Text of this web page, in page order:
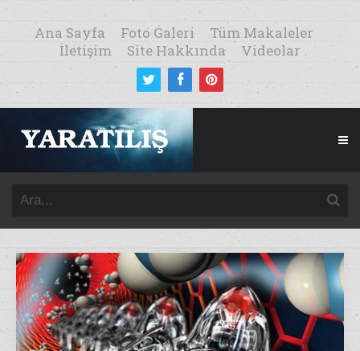
Ana Sayfa Foto Galeri
Tüm Makaleler
İletişim
Site Hakkında Videolar